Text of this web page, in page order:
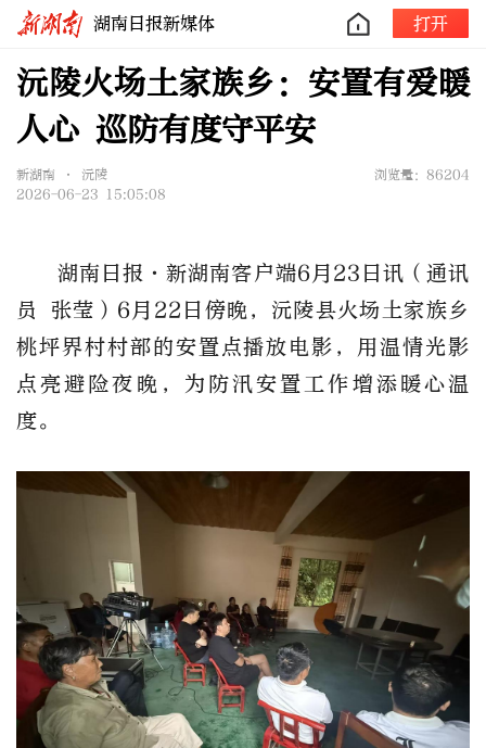
湖南日报新媒体 打开
沅陵火场土家族乡：安置有爱暖
人心 巡防有度守平安
新湖南 • 沅陵
浏览量：86204
2026-06-23 15:05:08
湖南日报·新湖南客户端6月23日讯（通讯
员 张莹）6月22日傍晚，沅陵县火场土家族乡
桃坪界村村部的安置点播放电影，用温情光影
点亮避险夜晚，为防汛安置工作增添暖心温
度。